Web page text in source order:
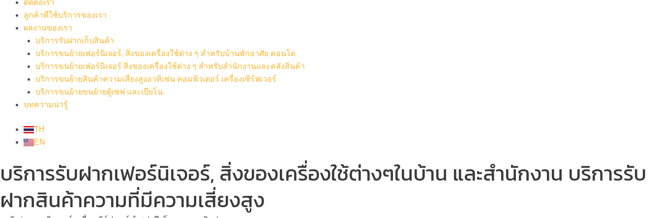
ติดต่อเรา
ลูกค้าที่ใช้บริการของเรา
ผลงานของเรา
บริการรับฝากเก็บสินค้า
บริการขนย้ายเฟอร์นิเจอร์, สิ่งของเครื่องใช้ต่าง ๆ สำหรับบ้านพักอาศัย คอนโด
บริการขนย้ายเฟอร์นิเจอร์ สิ่งของเครื่องใช้ต่าง ๆ สำหรับสำนักงานและคลังสินค้า
บริการขนย้ายสินค้าความเสี่ยงสูงอาทิเช่น คอมพิวเตอร์ เครื่องเซิร์ฟเวอร์
บริการขนย้ายขนย้ายตู้เซฟ และเปียโน
บทความน่ารู้
TH
EN
บริการรับฝากเฟอร์นิเจอร์, สิ่งของเครื่องใช้ต่างๆในบ้าน และสำนักงาน บริการรับ
ฝากสินค้าความที่มีความเสี่ยงสูง